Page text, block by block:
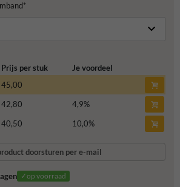
Prijs per stuk
Je voordeel
45,00
42,80 4,9%
40,50 10,0%
doorsturen per e-mail
✓op voorraad